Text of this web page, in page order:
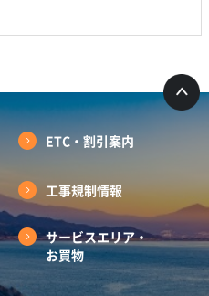
ETC・割引案内
工事規制情報
サービスエリア・
お買物